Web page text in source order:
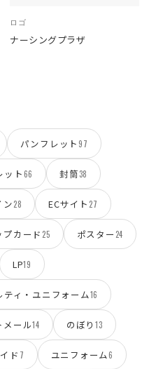
ロゴ
ナーシングプラザ
パンフレット 97
ット66 封筒38
ン28 ECサイト 27
プカード 25 ポスター 24
LP19
ティ・ユニフォーム16
メール14 のぼり 13
ド 7 ユニフォーム6